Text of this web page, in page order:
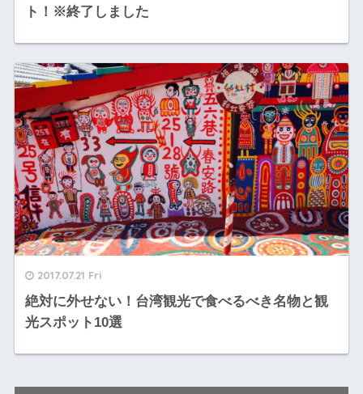
ト！※終了しました
2017.07.21 Fri
絶対に外せない！台湾観光で食べるべき名物と観
光スポット10選